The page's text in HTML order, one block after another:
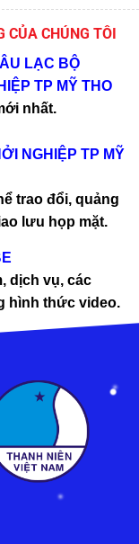
CỦA CHÚNG TÔI
LẠC BỘ
TP MỸ THO
nhất.
NGHIỆP TP MỸ
trao đổi, quảng
lưu họp mặt.
dịch vụ, các
hình thức video.